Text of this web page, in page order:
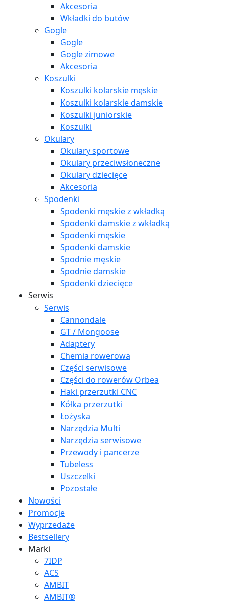
Akcesoria
Wkładki do butów
Gogle
Gogle
Gogle zimowe
Akcesoria
Koszulki
Koszulki kolarskie męskie
Koszulki kolarskie damskie
Koszulki juniorskie
Koszulki
Okulary
Okulary sportowe
Okulary przeciwsłoneczne
Okulary dziecięce
Akcesoria
Spodenki
Spodenki męskie z wkładką
Spodenki damskie z wkładką
Spodenki męskie
Spodenki damskie
Spodnie męskie
Spodnie damskie
Spodenki dziecięce
Serwis
Serwis
Cannondale
GT / Mongoose
Adaptery
Chemia rowerowa
Części serwisowe
Części do rowerów Orbea
Haki przerzutki CNC
Kółka przerzutki
Łożyska
Narzędzia Multi
Narzędzia serwisowe
Przewody i pancerze
Tubeless
Uszczelki
Pozostałe
Nowości
Promocje
Wyprzedaże
Bestsellery
Marki
7IDP
ACS
AMBIT
AMBIT®